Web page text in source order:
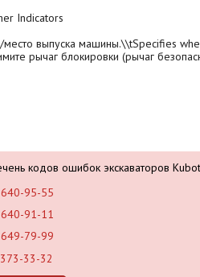
Indicators
место выпуска машины.\\tSpecifies
рычаг блокировки (рычаг
кодов ошибок экскаваторов
95-55
91-11
79-99
33-32